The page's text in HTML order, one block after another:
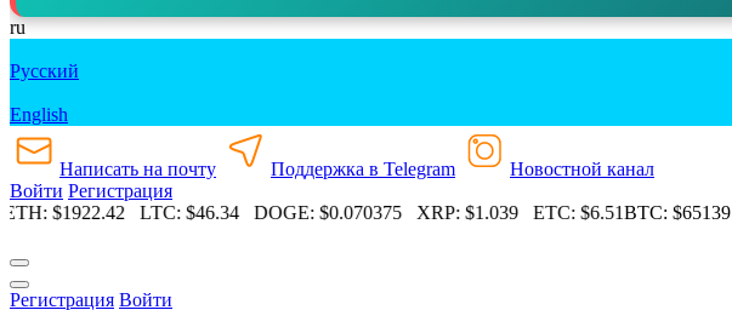
ru
Русский
English
Написать на почту Поддержка в Telegram
Новостной канал
Войти Регистрация
$1922.42 LTC:$46.34DOGE:$0.070375 XRP:$1.039 ETC:$6.51BTC:$65139
Регистрация Войти